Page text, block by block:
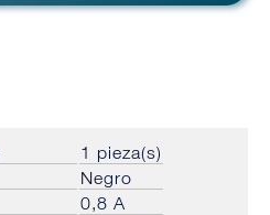
1 pieza(s)
Negro
0,8 A